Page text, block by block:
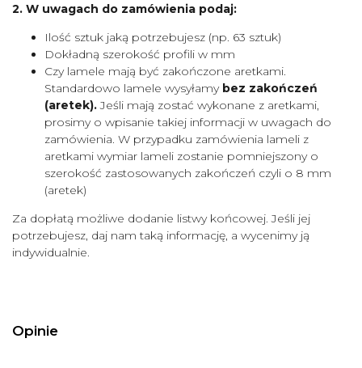
2. W uwagach do zamówienia podaj:
Ilość sztuk jaką potrzebujesz (np. 63 sztuk)
Dokładną szerokość profili w mm
Czy lamele mają być zakończone aretkami.
Standardowo lamele wysyłamy bez zakończeń
(aretek).Jeśli mają zostać wykonane z aretkami,
prosimy o wpisanie takiej informacji w uwagach do
zamówienia. W przypadku zamówienia lameli z
aretkami wymiar lameli zostanie pomniejszony o
szerokość zastosowanych zakończeń czyli o 8 mm
(aretek)
Za dopłatą możliwe dodanie listwy końcowej. Jeśli jej
potrzebujesz, daj nam taką informację, a wycenimy ją
indywidualnie.
Opinie